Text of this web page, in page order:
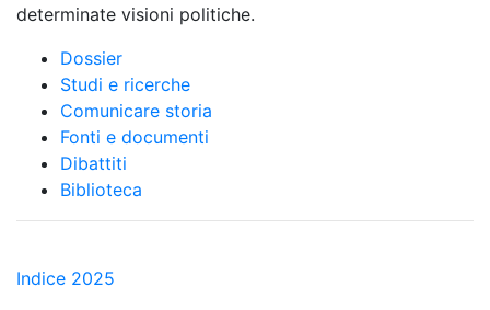
determinate visioni politiche.
Dossier
Studi e ricerche
Comunicare storia
Fonti e documenti
Dibattiti
Biblioteca
Indice 2025